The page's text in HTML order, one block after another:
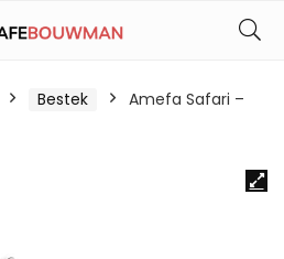
Bestek
Amefa Safari –